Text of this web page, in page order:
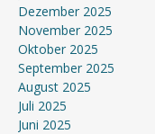
Dezember 2025
November 2025
Oktober 2025
September 2025
August 2025
Juli 2025
Juni 2025